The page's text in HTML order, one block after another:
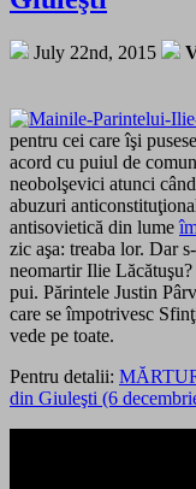
July 22nd, 2015
pentru cei care îşi
acord cu puiul de
neobolşevici atunci
abuzuri
antisovietică din lume
zic aşa: treaba lor. Dar
neomartir Ilie
pui. Părintele Justin
care se împotrivesc
vede pe toate.
Pentru detalii:
din Giuleşti (6